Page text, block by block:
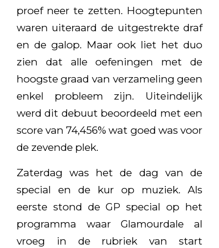
proef neer te zetten. Hoogtepunten
waren uiteraard de uitgestrekte draf
en de galop. Maar ook liet het duo
zien dat alle oefeningen met de
hoogste graad van verzameling geen
enkel probleem zijn. Uiteindelijk
werd dit debuut beoordeeld met een
score van 74,456% wat goed was voor
de zevende plek.
Zaterdag was het de dag van de
special en de kur op muziek. Als
eerste stond de GP special op het
programma waar Glamourdale al
vroeg in de rubriek van start